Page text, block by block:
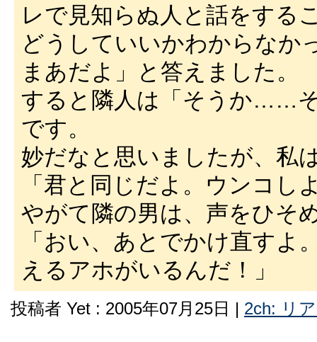
レで見知らぬ人と話をする
どうしていいかわからなか
まあだよ」と答えました。
すると隣人は「そうか……
です。
妙だなと思いましたが、私
「君と同じだよ。ウンコし
やがて隣の男は、声をひそ
「おい、あとでかけ直すよ
えるアホがいるんだ！」
投稿者 Yet : 2005年07月25日 | 2ch: リ